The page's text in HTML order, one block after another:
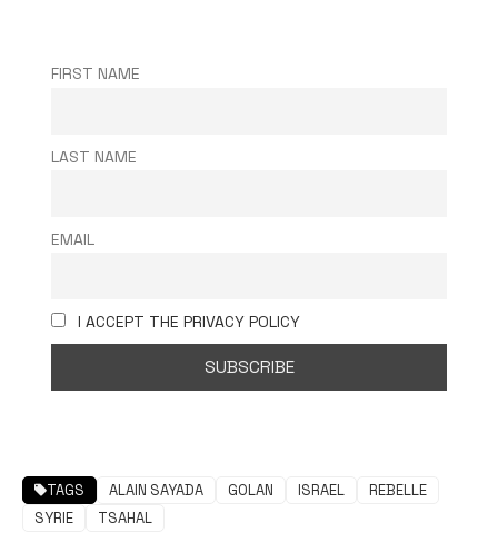
FIRST NAME
LAST NAME
EMAIL
I ACCEPT THE PRIVACY POLICY
TAGS ALAIN SAYADA GOLAN ISRAEL
REBELLE
SYRIE
TSAHAL